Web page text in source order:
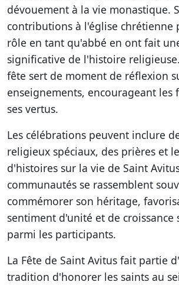
dévouement à la vie monastique.
contributions à l'église chrétienne
rôle en tant qu'abbé en ont fait
significative de l'histoire
fête sert de moment de réflexion
enseignements, encourageant les
ses vertus.
Les célébrations peuvent inclure
religieux spéciaux, des prières et
d'histoires sur la vie de Saint
communautés se rassemblent
commémorer son héritage,
sentiment d'unité et de croissance
parmi les participants.
La Fête de Saint Avitus fait partie
tradition d'honorer les saints au